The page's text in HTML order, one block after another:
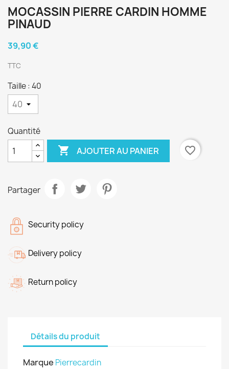
MOCASSIN PIERRE CARDIN HOMME
PINAUD
39,90 €
TTC
Taille : 40
Quantité
 AJOUTER AU PANIER favorite_border
Partager
Security policy
Delivery policy
Return policy
Détails du produit
Marque Pierrecardin